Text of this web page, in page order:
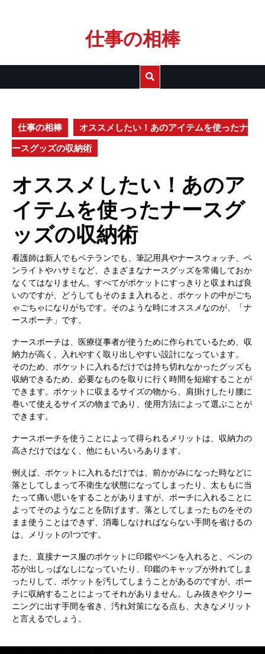
仕事の相棒
仕事の相棒
オススメしたい！あのアイテムを使ったナ
ースグッズの収納術
オススメしたい！あのア
イテムを使ったナースグ
ッズの収納術
看護師は新人でもベテランでも、筆記用具やナースウォッチ、ペ
ンライトやハサミなど、さまざまなナースグッズを常備しておか
なくてはなりません。すべてがポケットにすっきりと収まれば良
いのですが、どうしてもそのまま入れると、ポケットの中がごち
ゃごちゃになりがちです。そのような時にオススメなのが、「ナ
ースポーチ」です。
ナースポーチは、医療従事者が使うために作られているため、収
納力が高く、入れやすく取り出しやすい設計になっています。
そのため、ポケットに入れるだけでは持ち切れなかったグッズも
収納できるため、必要なものを取りに行く時間を短縮することが
できます。ポケットに収まるサイズの物から、肩掛けしたり腰に
巻いて使えるサイズの物まであり、使用方法によって選ぶことが
できます。
ナースポーチを使うことによって得られるメリットは、収納力の
高さだけではなく、他にもいろいろあります。
例えば、ポケットに入れるだけでは、前かがみになった時などに
落としてしまって不衛生な状態になってしまったり、太ももに当
たって痛い思いをすることがありますが、ポーチに入れることに
よってそのようなことを防げます。落としてしまったものをその
まま使うことはできず、消毒しなければならない手間を省けるの
は、メリットの1つです。
また、直接ナース服のポケットに印鑑やペンを入れると、ペンの
芯が出しっぱなしになっていたり、印鑑のキャップが外れてしま
ったりして、ポケットを汚してしまうことがあるのですが、ポー
チに収納することによってそれがありません。しみ抜きやクリー
ニングに出す手間を省き、汚れ対策になる点も、大きなメリット
と言えるでしょう。